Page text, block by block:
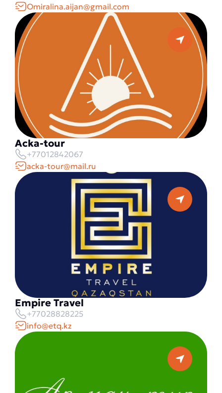
Omiralina.aijan@gmail.com
Acka-tour
+77012842067
acka-tour@mail.ru
Empire Travel
+77028828225
info@etq.kz